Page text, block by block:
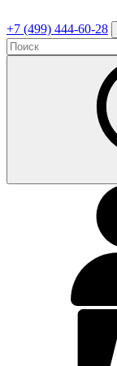
+7 (499) 444-60-28